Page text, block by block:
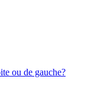
ou de gauche?